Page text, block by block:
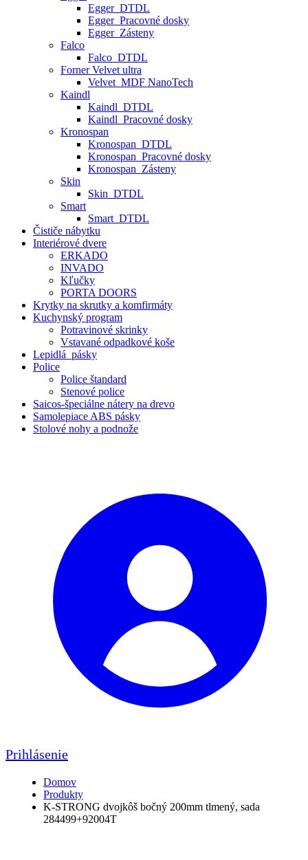
Egger_DTDL
Egger_Pracovné dosky
Egger_Zásteny
Falco
Falco_DTDL
Forner Velvet ultra
Velvet_MDF NanoTech
Kaindl
Kaindl_DTDL
Kaindl_Pracovné dosky
Kronospan
Kronospan_DTDL
Kronospan_Pracovné dosky
Kronospan_Zásteny
Skin
Skin_DTDL
Smart
Smart_DTDL
Čističe nábytku
Interiérové dvere
ERKADO
INVADO
Kľučky
PORTA DOORS
Krytky na skrutky a komfirmáty
Kuchynský program
Potravinové skrinky
Vstavané odpadkové koše
Lepidlá_pásky
Police
Police štandard
Stenové police
Saicos-špeciálne nátery na drevo
Samolepiace ABS pásky
Stolové nohy a podnože
Prihlásenie
Domov
Produkty
K-STRONG dvojkôš bočný 200mm tlmený, sada
284499+92004T